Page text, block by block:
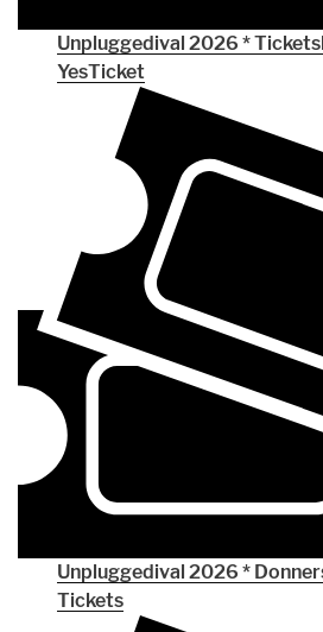
Unpluggedival 2026 *
YesTicket
Unpluggedival 2026 *
Tickets